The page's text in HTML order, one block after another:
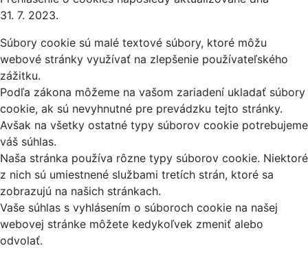
31. 7. 2023.
Súbory cookie sú malé textové súbory, ktoré môžu
webové stránky využívať na zlepšenie používateľského
zážitku.
Podľa zákona môžeme na vašom zariadení ukladať súbory
cookie, ak sú nevyhnutné pre prevádzku tejto stránky.
Avšak na všetky ostatné typy súborov cookie potrebujeme
váš súhlas.
Naša stránka používa rôzne typy súborov cookie. Niektoré
z nich sú umiestnené službami tretích strán, ktoré sa
zobrazujú na našich stránkach.
Vaše súhlas s vyhlásením o súboroch cookie na našej
webovej stránke môžete kedykoľvek zmeniť alebo
odvolať.